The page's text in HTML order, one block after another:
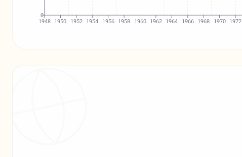
1948 1950 1952 1954 1956 1958 1960 1962 1964 1966 1968 1970 1972
0